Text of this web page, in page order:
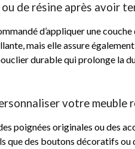
de résine après avoir
d’appliquer une
mais elle assure
durable qui prolonge la
votre meuble
poignées originales ou des
que des boutons décoratifs